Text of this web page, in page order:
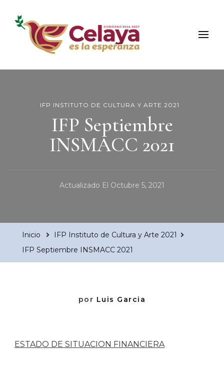
Municipio de Celaya
Portal Oficial del Municipio de Celaya
IFP INSTITUTO DE CULTURA Y ARTE 2021
IFP Septiembre
INSMACC 2021
Actualizado El Octubre 5, 2021
Inicio
IFP Instituto de Cultura y Arte 2021
IFP Septiembre INSMACC 2021
por Luis Garcia
ESTADO DE SITUACION FINANCIERA